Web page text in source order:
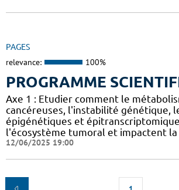
PAGES
relevance: 100%
PROGRAMME
Axe 1 : Etudier comment le
cancéreuses, l'instabilité génétique,
épigénétiques et
l'écosystème tumoral et impactent la
12/06/2025 19:00